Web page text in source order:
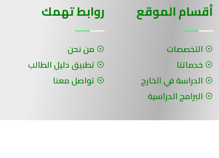
أقسام الموقع
التخصصات
خدماتنا
الدراسة في الخارج
البرامج الدراسية
روابط تهمك
من نحن
تطبيق دليل الطالب
تواصل معنا